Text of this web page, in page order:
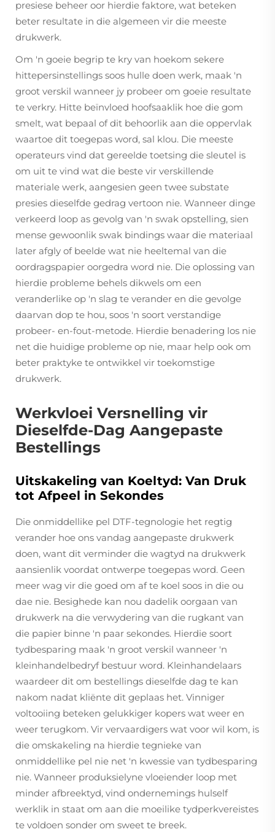
presiese beheer oor hierdie faktore, wat beteken
beter resultate in die algemeen vir die meeste
drukwerk.
Om 'n goeie begrip te kry van hoekom sekere
hittepersinstellings soos hulle doen werk, maak 'n
groot verskil wanneer jy probeer om goeie resultate
te verkry. Hitte beïnvloed hoofsaaklik hoe die gom
smelt, wat bepaal of dit behoorlik aan die oppervlak
waartoe dit toegepas word, sal klou. Die meeste
operateurs vind dat gereelde toetsing die sleutel is
om uit te vind wat die beste vir verskillende
materiale werk, aangesien geen twee substate
presies dieselfde gedrag vertoon nie. Wanneer dinge
verkeerd loop as gevolg van 'n swak opstelling, sien
mense gewoonlik swak bindings waar die materiaal
later afgly of beelde wat nie heeltemal van die
oordragspapier oorgedra word nie. Die oplossing van
hierdie probleme behels dikwels om een
veranderlike op 'n slag te verander en die gevolge
daarvan dop te hou, soos 'n soort verstandige
probeer- en-fout-metode. Hierdie benadering los nie
net die huidige probleme op nie, maar help ook om
beter praktyke te ontwikkel vir toekomstige
drukwerk.
Werkvloei Versnelling vir
Dieselfde-Dag Aangepaste
Bestellings
Uitskakeling van Koeltyd: Van Druk
tot Afpeel in Sekondes
Die onmiddellike pel DTF-tegnologie het regtig
verander hoe ons vandag aangepaste drukwerk
doen, want dit verminder die wagtyd na drukwerk
aansienlik voordat ontwerpe toegepas word. Geen
meer wag vir die goed om af te koel soos in die ou
dae nie. Besighede kan nou dadelik oorgaan van
drukwerk na die verwydering van die rugkant van
die papier binne 'n paar sekondes. Hierdie soort
tydbesparing maak 'n groot verskil wanneer 'n
kleinhandelbedryf bestuur word. Kleinhandelaars
waardeer dit om bestellings dieselfde dag te kan
nakom nadat kliënte dit geplaas het. Vinniger
voltooiing beteken gelukkiger kopers wat weer en
weer terugkom. Vir vervaardigers wat voor wil kom, is
die omskakeling na hierdie tegnieke van
onmiddellike pel nie net 'n kwessie van tydbesparing
nie. Wanneer produksielyne vloeiender loop met
minder afbreektyd, vind ondernemings hulself
werklik in staat om aan die moeilike tydperkvereistes
te voldoen sonder om sweet te breek.